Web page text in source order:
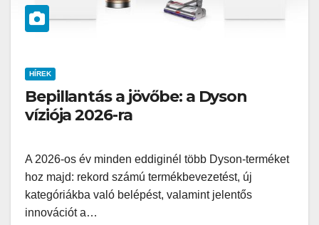
HÍREK
Bepillantás a jövőbe: a Dyson
víziója 2026-ra
A 2026-os év minden eddiginél több Dyson-terméket
hoz majd: rekord számú termékbevezetést, új
kategóriákba való belépést, valamint jelentős
innovációt a…